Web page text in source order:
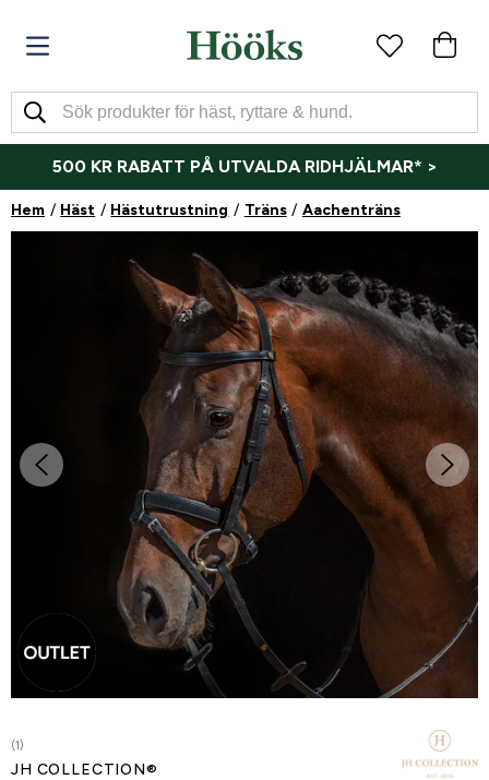
500 KR RABATT PÅ UTVALDA RIDHJÄLMAR* >
Hem Häst Hästutrustning Träns Aachenträns
(1)
JH COLLECTION®